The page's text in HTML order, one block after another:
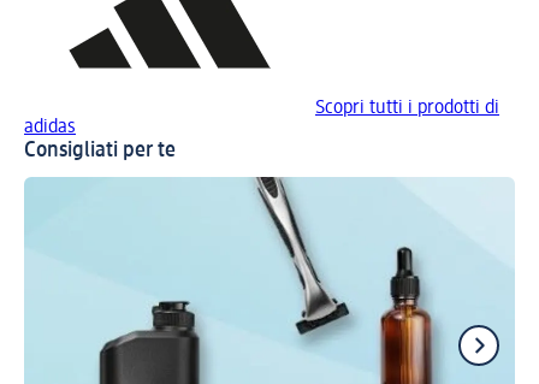
Scopri tutti i prodotti di
adidas
Consigliati per te